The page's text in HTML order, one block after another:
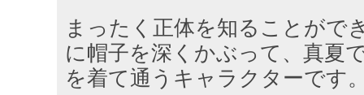
まったく正体を知ることがで
に帽子を深くかぶって、真夏
を着て通うキャラクターです